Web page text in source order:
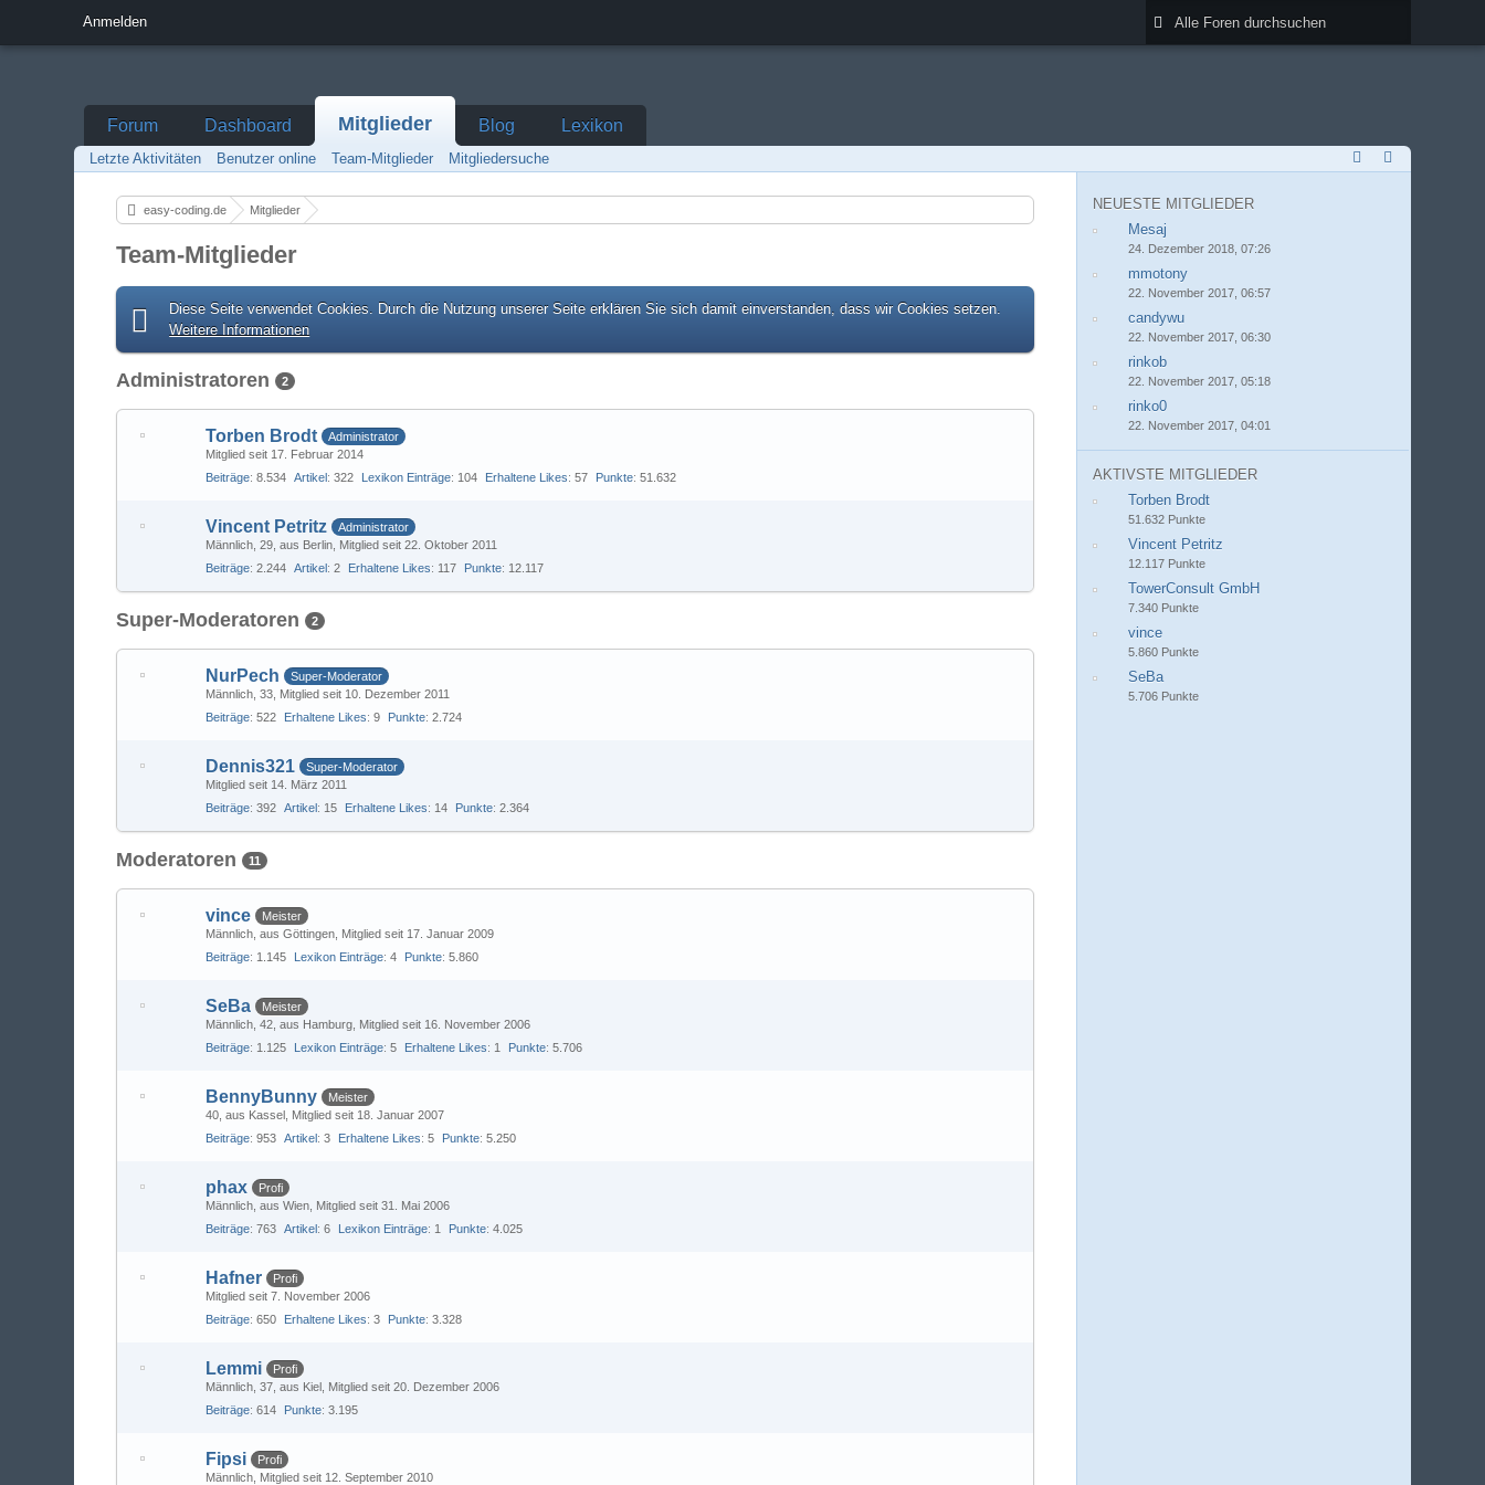
Anmelden
Forum Dashboard Mitglieder Blog Lexikon
Letzte Aktivitäten Benutzer online Team-Mitglieder Mitgliedersuche
easy-coding.de Mitglieder
Team-Mitglieder
Diese Seite verwendet Cookies. Durch die Nutzung unserer Seite erklären Sie sich damit einverstanden, dass wir Cookies setzen.
Weitere Informationen
Administratoren 2
Torben Brodt
Administrator
Mitglied seit 17. Februar 2014
Beiträge 8.534 Artikel 322 Lexikon Einträge 104 Erhaltene Likes 57 Punkte 51.632
Vincent Petritz
Administrator
Männlich 29 aus Berlin Mitglied seit 22. Oktober 2011
Beiträge 2.244 Artikel 2 Erhaltene Likes 117 Punkte 12.117
Super-Moderatoren 2
NurPech
Super-Moderator
Männlich 33 Mitglied seit 10. Dezember 2011
Beiträge 522 Erhaltene Likes 9 Punkte 2.724
Dennis321
Super-Moderator
Mitglied seit 14. März 2011
Beiträge 392 Artikel 15 Erhaltene Likes 14 Punkte 2.364
Moderatoren 11
vince
Meister
Männlich aus Göttingen Mitglied seit 17. Januar 2009
Beiträge 1.145 Lexikon Einträge 4 Punkte 5.860
SeBa
Meister
Männlich 42 aus Hamburg Mitglied seit 16. November 2006
Beiträge 1.125 Lexikon Einträge 5 Erhaltene Likes 1 Punkte 5.706
BennyBunny
Meister
40 aus Kassel Mitglied seit 18. Januar 2007
Beiträge 953 Artikel 3 Erhaltene Likes 5 Punkte 5.250
phax
Profi
Männlich aus Wien Mitglied seit 31. Mai 2006
Beiträge 763 Artikel 6 Lexikon Einträge 1 Punkte 4.025
Hafner
Profi
Mitglied seit 7. November 2006
Beiträge 650 Erhaltene Likes 3 Punkte 3.328
Lemmi
Profi
Männlich 37 aus Kiel Mitglied seit 20. Dezember 2006
Beiträge 614 Punkte 3.195
Fipsi
Profi
Männlich Mitglied seit 12. September 2010
NEUESTE MITGLIEDER
Mesaj
24. Dezember 2018, 07:26
mmotony
22. November 2017, 06:57
candywu
22. November 2017, 06:30
rinkob
22. November 2017, 05:18
rinko0
22. November 2017, 04:01
AKTIVSTE MITGLIEDER
Torben Brodt
51.632 Punkte
Vincent Petritz
12.117 Punkte
TowerConsult GmbH
7.340 Punkte
vince
5.860 Punkte
SeBa
5.706 Punkte